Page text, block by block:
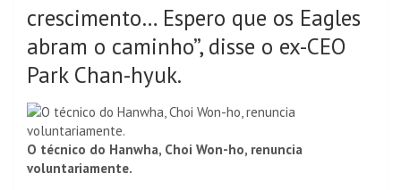
crescimento… Espero que os Eagles
abram o caminho”, disse o ex-CEO
Park Chan-hyuk.
O técnico do Hanwha, Choi Won-ho, renuncia
voluntariamente.